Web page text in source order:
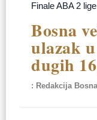
Finale ABA 2 lige
Bosna
ulazak
dugih
Redakcija